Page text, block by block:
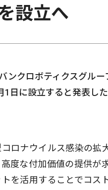
設立へ
ンクロボティクスグル
日に設立すると発表した
ロナウイルス感染の拡
度な付加価値の提供が
を活用することでコス